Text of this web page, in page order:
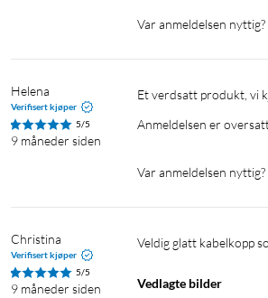
Var anmeldelsen nyttig?
Helena
Verifisert kjøper
5/5
9 måneder siden
Et verdsatt produkt, vi
Anmeldelsen er
Var anmeldelsen nyttig?
Christina
Verifisert kjøper
5/5
9 måneder siden
Veldig glatt kabelkopp
Vedlagte bilder